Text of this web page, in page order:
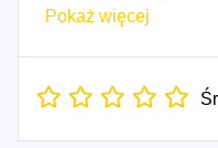
Podatkowej NIP to
działalności
Pokaż więcej